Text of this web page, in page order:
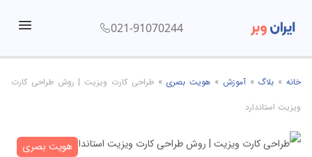
021-91070244
خانه» بلاگ »آموزش » هویت بصری »طراحی کارت ویزیت | روش طراحی کارت
ویزیت استاندارد
هویت بصری